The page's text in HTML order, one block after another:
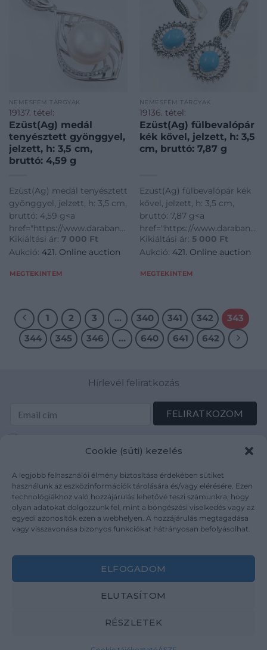
Cookie (süti) kezelés
A legjobb felhasználói élmény biztosítása érdekében sütiket
használunk az eszközinformációk tárolására és/vagy elérésére. Ezen
technológiákhoz való hozzájárulás lehetővé teszi számunkra, hogy
olyan adatokat dolgozzunk fel, mint a böngészési viselkedés vagy az
egyedi azonosítók ezen a webhelyen. A hozzájárulás megtagadása
vagy visszavonása bizonyos funkciókat hátrányosan befolyásolhat.
ELFOGADOM
ELUTASÍTOM
RÉSZLETEK
NEMESFÉM TÁRGYAK
19137. tétel:
Ezüst(Ag) medál
tenyésztett gyönggyel,
jelzett, h: 3,5 cm,
bruttó: 4,59 g
Ezüst(Ag) medál tenyésztett
gyönggyel, jelzett, h: 3,5 cm,
bruttó: 4,59 g<a
href="https://www.darabanth.com/hu/gyorsarveres/421/
disztargyak-ekszerek-
dragakovek/Nemesfem-
dragakovek~1000024/EzustAg-
Kikiáltási ár: 7 000 Ft
Aukció: 421. Online auction
MEGTEKINTEM
NEMESFÉM TÁRGYAK
19136. tétel:
Ezüst(Ag) fülbevalópár
kék kővel, jelzett, h: 3,5
cm, bruttó: 7,87 g
Ezüst(Ag) fülbevalópár kék
kővel, jelzett, h: 3,5 cm,
bruttó: 7,87 g<a
href="https://
disztargyak-ekszerek-
dragakovek/Nemesfem-
dragakovek~1000024/EzustAg-
Kikiáltási ár: 5 000 Ft
Aukció: 421. Online auction
MEGTEKINTEM
1 2 3 … 340 341 342
343
344
345 346 … 640 641 642
Hírlevél feliratkozás
mutargy.com/adatkezelesi-tajekoztato/
Rólunk
Médiaajánlat
Karrier
Kapcsolat
Áraink
ÁSZF
Adatvédelem
Impresszum
Kövesse a műtárgy.com-ot